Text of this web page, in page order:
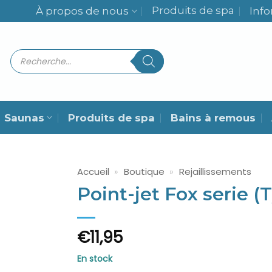
À propos de nous Produits de spa
Recherche
de
produits
Saunas Produits de spa Bains à remous
Accueil » Boutique » Rejaillissements
Point-jet Fox serie
€11,95
En stock